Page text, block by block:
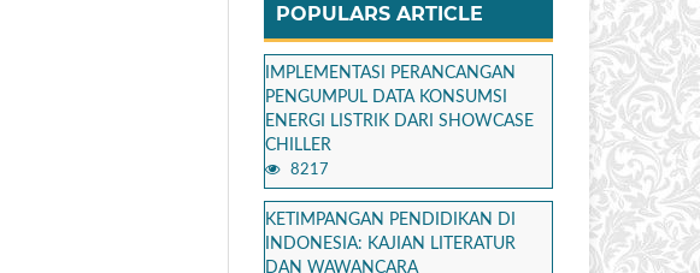
POPULARS ARTICLE
IMPLEMENTASI PERANCANGAN
PENGUMPUL DATA KONSUMSI
ENERGI LISTRIK DARI SHOWCASE
CHILLER
8217
KETIMPANGAN PENDIDIKAN DI
INDONESIA: KAJIAN LITERATUR
DAN WAWANCARA